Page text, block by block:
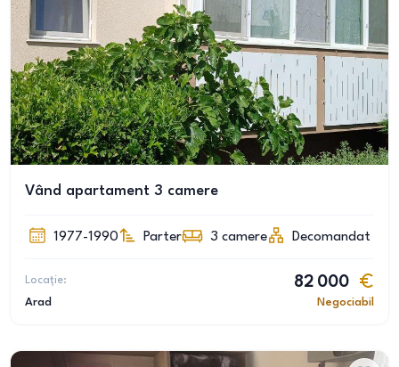
Vând apartament 3 camere
1977-1990 Parter 3 camere Decomandat
Locație:
Arad
82 000
Negociabil